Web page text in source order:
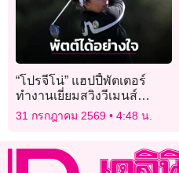
“โปรจีโน่” แฮปปี้พัตเตอร์
ทำงานเยี่ยมสวิงวีเมนส์
โอเพ่นวันแรก
31 กรกฎาคม 2569 4:48 น.